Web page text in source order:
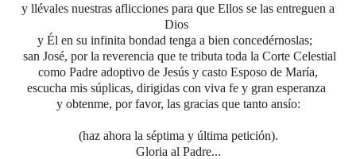
y llévales nuestras aflicciones para que Ellos se las entreguen a
Dios
y Él en su infinita bondad tenga a bien concedérnoslas;
san José, por la reverencia que te tributa toda la Corte Celestial
como Padre adoptivo de Jesús y casto Esposo de María,
escucha mis súplicas, dirigidas con viva fe y gran esperanza
y obtenme, por favor, las gracias que tanto ansío:
(haz ahora la séptima y última petición).
Gloria al Padre...